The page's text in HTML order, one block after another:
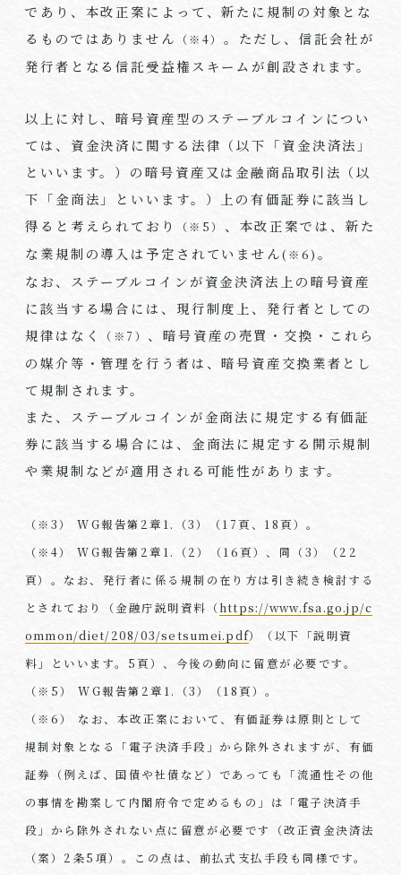
であり、本改正案によって、新たに規制の対象とな
るものではありません
（※4） 。ただし、信託会社が
発行者となる信託受益権スキームが創設されます。
以上に対し、暗号資産型のステーブルコインについ
ては、資金決済に関する法律（以下「資金決済法」
といいます。）の暗号資産又は金融商品取引法（以
下「金商法」といいます。）上の有価証券に該当し
得ると考えられており
（※5） 、本改正案では、新た
な業規制の導入は予定されていません(※6) 。
なお、ステーブルコインが資金決済法上の暗号資産
に該当する場合には、現行制度上、発行者としての
規律はなく
（※7）、暗号資産の売買・交換・これら
の媒介等・管理を行う者は、暗号資産交換業者とし
て規制されます。
また、ステーブルコインが金商法に規定する有価証
券に該当する場合には、金商法に規定する開示規制
や業規制などが適用される可能性があります。
（※3） WG報告第2章1.（3）（17頁、18頁）。
（※4） WG報告第2章1.（2）（16頁）、同（3）（22
頁）。なお、発行者に係る規制の在り方は引き続き検討する
とされており（金融庁説明資料（https://www.fsa.go.jp/c
ommon/diet/208/03/setsumei.pdf）（以下「説明資
料」といいます。5頁）、今後の動向に留意が必要です。
（※5） WG報告第2章1.（3）（18頁）。
（※6） なお、本改正案において、有価証券は原則として
規制対象となる「電子決済手段」から除外されますが、有価
証券（例えば、国債や社債など）であっても「流通性その他
の事情を勘案して内閣府令で定めるもの」は「電子決済手
段」から除外されない点に留意が必要です（改正資金決済法
（案）2条5項）。この点は、前払式支払手段も同様です。